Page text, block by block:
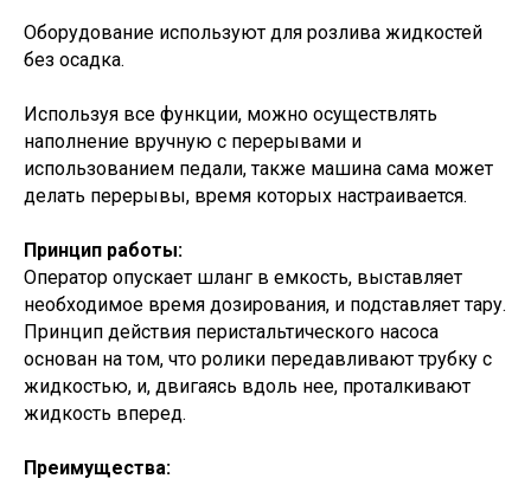
Оборудование используют для розлива жидкостей
без осадка.
Используя все функции, можно осуществлять
наполнение вручную с перерывами и
использованием педали, также машина сама может
делать перерывы, время которых настраивается.
Принцип работы:
Оператор опускает шланг в емкость, выставляет
необходимое время дозирования, и подставляет тару.
Принцип действия перистальтического насоса
основан на том, что ролики передавливают трубку с
жидкостью, и, двигаясь вдоль нее, проталкивают
жидкость вперед.
Преимущества: